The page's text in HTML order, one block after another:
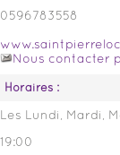
0596783558
Nous contacter
Horaires :
Les Lundi, Mardi,
19:00